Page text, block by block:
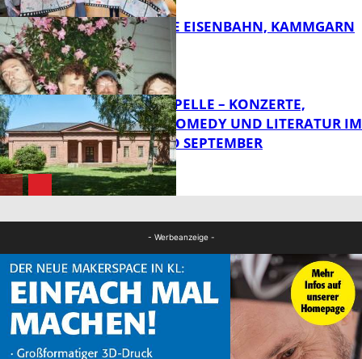
FB Kultur
FB Kultur
DIE HÖCHSTE EISENBAHN, KAMMGARN
FRIEDENSKAPELLE – KONZERTE,
KABARETT, COMEDY UND LITERATUR IM
AUGUST UND SEPTEMBER
- Werbeanzeige -